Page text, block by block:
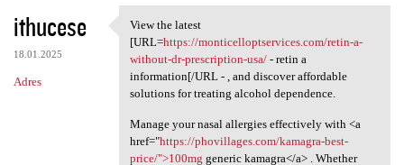
K
o
m
e
ithucese
18.01.2025
Adres
View the latest [URL=https:/
View the latest
[URL=https://monticelloptservices.com/retin-a-
without-dr-prescription-usa/- retin a
information[/URL - , and discover affordable
solutions for treating alcohol dependence.
Manage your nasal allergies effectively with <a
href="https://phovillages.com/kamagra-best-
price/">100mg generic kamagra</a> . Whether